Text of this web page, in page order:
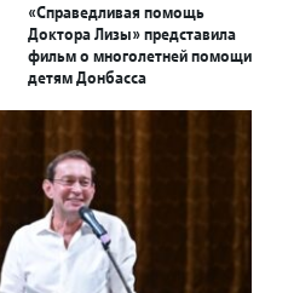
«Справедливая помощь
Доктора Лизы» представила
фильм о многолетней помощи
детям Донбасса